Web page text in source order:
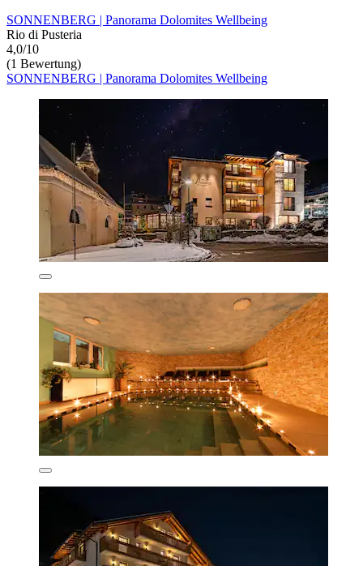
SONNENBERG | Panorama Dolomites Wellbeing
Rio di Pusteria
4,0/10
(1 Bewertung)
SONNENBERG | Panorama Dolomites Wellbeing